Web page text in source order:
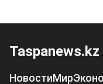
Taspanews.kz
НовостиМир